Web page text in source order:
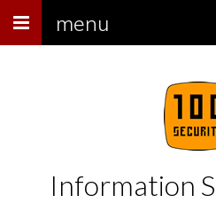
Menu menu
Information